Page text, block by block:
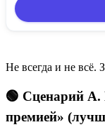
Не всегда и не всё.
🟢 Сценарий А.
премией»